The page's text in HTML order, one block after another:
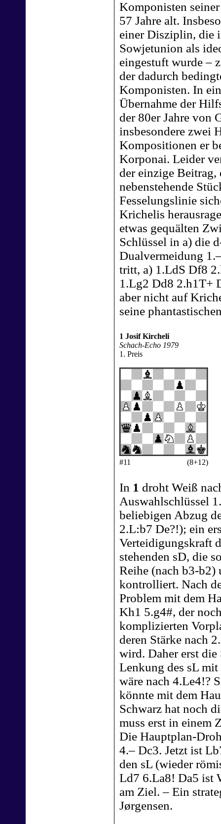
Komponisten
57 Jahre alt.
einer Disziplin, die
Sowjetunion als
eingestuft wurde –
der dadurch
Komponisten. In
Übernahme der
der 80er Jahre von
insbesondere zwei
Kompositionen er
Korponai. Leider
der einzige
nebenstehende
Fesselungslinie
Krichelis
etwas gequälten
Schlüssel in a) die
Dualvermeidung
tritt, a) 1.LdS Df8
1.Lg2 Dd8 2.h1T+
aber nicht auf
seine
1 Josif Kircheli
Schach-Echo 1979
1. Preis
#11 (8+12)
In 1 droht Weiß
Auswahlschlüssel
beliebigen Abzug
2.L:b7 De?!); ein
Verteidigungskraft
stehenden sD, die
Reihe (nach b3-
kontrolliert. Nach
Problem mit dem
Kh1 5.g4#, der
komplizierten
deren Stärke nach
wird. Daher erst die
Lenkung des sL
wäre nach 4.Le4!?
könnte mit dem
Schwarz hat noch
muss erst in einem
Die Hauptplan-
4.– Dc3. Jetzt ist
den sL (wieder
Ld7 6.La8! Da5 ist
am Ziel. – Ein
Jørgensen.